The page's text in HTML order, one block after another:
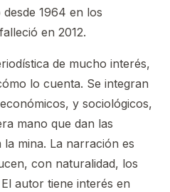
1964 en los
en 2012.
de mucho interés,
lo cuenta. Se integran
y sociológicos,
mano que dan las
mina. La narración es
con naturalidad, los
autor tiene interés en